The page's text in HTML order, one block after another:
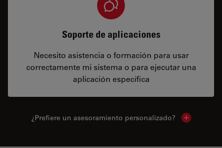
Soporte de aplicaciones
Necesito asistencia o formación para usar
correctamente mi sistema o para ejecutar una
aplicación específica
¿Prefiere un asesoramiento personalizado? Show local